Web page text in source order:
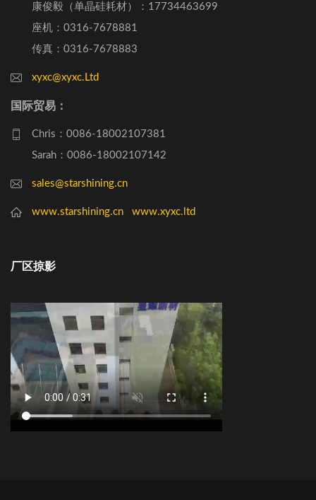
康俊毅（单晶硅耗材）：17734463699
座机：0316-7678881
传真：0316-7678883
xyxc@xyxc.Ltd
国际贸易：
Chris：0086-18002107381
Sarah：0086-18002107142
sales@starshining.cn
www.starshining.cn www.xyxc.ltd
厂区掠影